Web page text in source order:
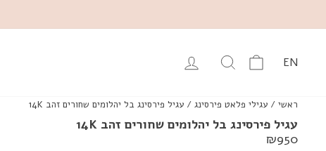
התחבר מוצרים באתר
עגלהEN
ראשי / עגילי פלאט פירסינג / עגיל פירסינג בל יהלומים שחורים זהב 14K
עגיל פירסינג בל יהלומים שחורים זהב 14K
מחיר
₪950